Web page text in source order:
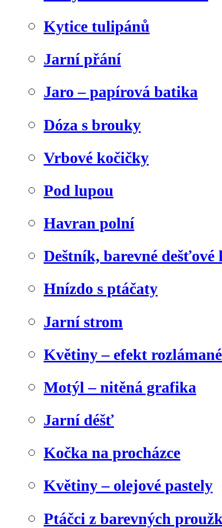
Kytice tulipánů
Jarní přání
Jaro – papírová batika
Dóza s brouky
Vrbové kočičky
Pod lupou
Havran polní
Deštník, barevné dešťové
Hnízdo s ptáčaty
Jarní strom
Květiny – efekt
Motýl – nitěná grafika
Jarní déšť
Kočka na procházce
Květiny – olejové pastely
Ptáčci z barevných